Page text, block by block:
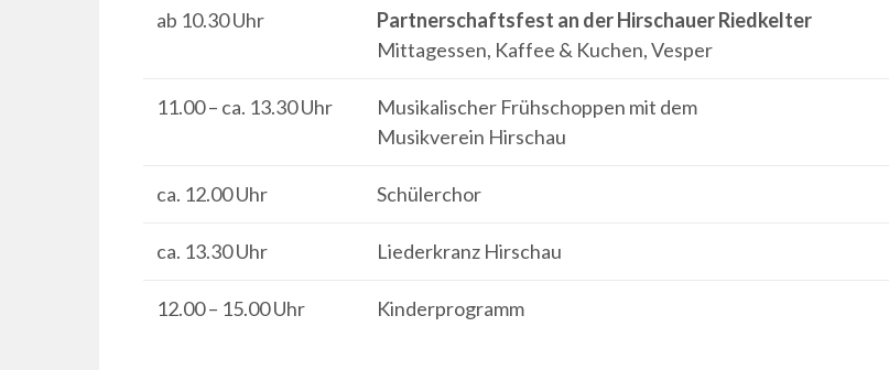
ab 10.30 Uhr
Partnerschaftsfest an der Hirschauer Riedkelter
Mittagessen, Kaffee & Kuchen, Vesper
11.00 – ca. 13.30 Uhr
Musikalischer Frühschoppen mit dem
Musikverein Hirschau
ca. 12.00 Uhr Schülerchor
ca. 13.30 Uhr Liederkranz Hirschau
12.00 – 15.00 Uhr Kinderprogramm